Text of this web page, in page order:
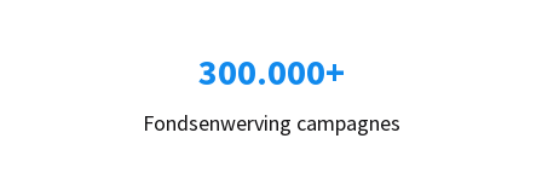
300.000+
Fondsenwerving campagnes